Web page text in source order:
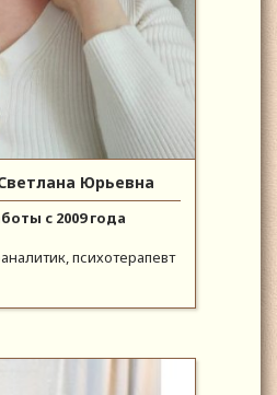
Юрьевна
с 2009 года
психотерапевт